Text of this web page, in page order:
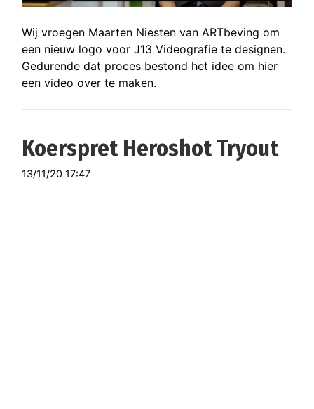
Wij vroegen Maarten Niesten van ARTbeving om
een nieuw logo voor J13 Videografie te designen.
Gedurende dat proces bestond het idee om hier
een video over te maken.
Koerspret Heroshot Tryout
13/11/20 17:47